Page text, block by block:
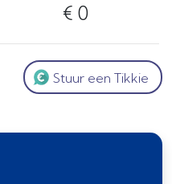
€ 0
Stuur een Tikkie